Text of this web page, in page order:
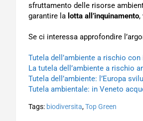
sfruttamento delle risorse
garantire la lotta all’inquinamento,
Se ci interessa approfondire
Tutela dell’ambiente a rischio
La tutela dell’ambiente a rischio
Tutela dell’ambiente: l’Europa
Tutela ambientale: in Veneto
Tags: biodiversita,Top Green